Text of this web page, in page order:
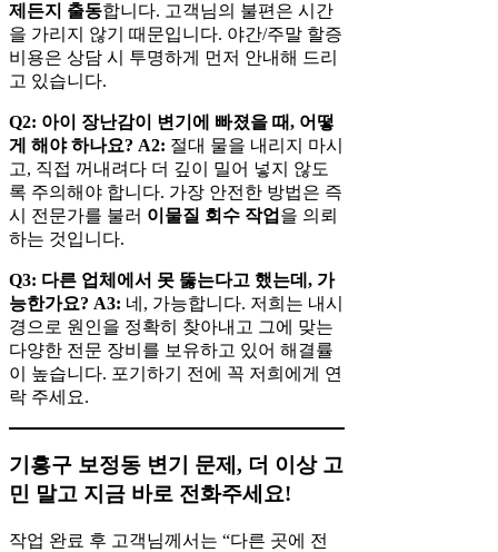
제든지 출동합니다. 고객님의 불편은 시간
을 가리지 않기 때문입니다. 야간/주말 할증
비용은 상담 시 투명하게 먼저 안내해 드리
고 있습니다.
Q2: 아이 장난감이 변기에 빠졌을 때, 어떻
게 해야 하나요? A2: 절대 물을 내리지 마시
고, 직접 꺼내려다 더 깊이 밀어 넣지 않도
록 주의해야 합니다. 가장 안전한 방법은 즉
시 전문가를 불러 이물질 회수 작업 을 의뢰
하는 것입니다.
Q3: 다른 업체에서 못 뚫는다고 했는데, 가
능한가요? A3: 네, 가능합니다. 저희는 내시
경으로 원인을 정확히 찾아내고 그에 맞는
다양한 전문 장비를 보유하고 있어 해결률
이 높습니다. 포기하기 전에 꼭 저희에게 연
락 주세요.
기흥구 보정동 변기 문제, 더 이상 고
민 말고 지금 바로 전화주세요!
작업 완료 후 고객님께서는 “다른 곳에 전